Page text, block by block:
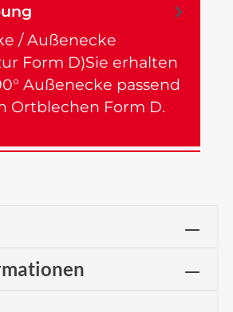
/ Außenecke
Form D)Sie erhalten
Außenecke passend
Ortblechen Form D.